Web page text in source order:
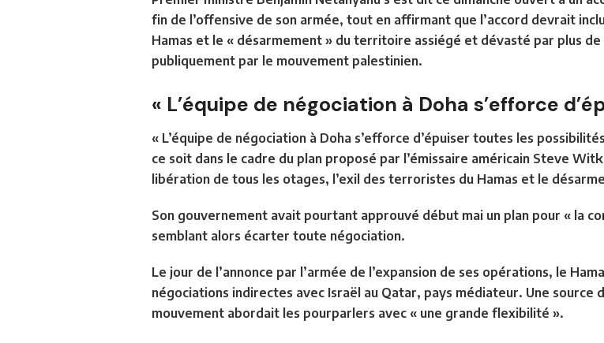
fin de l’offensive de son armée, tout en affirmant que l’accord devrait
Hamas et le « désarmement » du territoire assiégé et dévasté par plus
publiquement par le mouvement palestinien.
« L’équipe de négociation à Doha s’efforce
« L’équipe de négociation à Doha s’efforce d’épuiser toutes les
ce soit dans le cadre du plan proposé par l’émissaire américain Steve
libération de tous les otages, l’exil des terroristes du Hamas et le
Son gouvernement avait pourtant approuvé début mai un plan pour « la
semblant alors écarter toute négociation.
Le jour de l’annonce par l’armée de l’expansion de ses opérations, le
négociations indirectes avec Israël au Qatar, pays médiateur. Une source
mouvement abordait les pourparlers avec « une grande flexibilité ».